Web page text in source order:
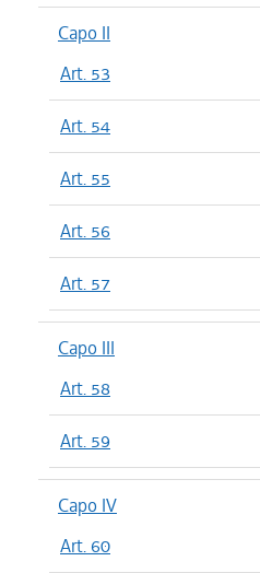
Capo II
Art. 53
Art. 54
Art. 55
Art. 56
Art. 57
Capo III
Art. 58
Art. 59
Capo IV
Art. 60